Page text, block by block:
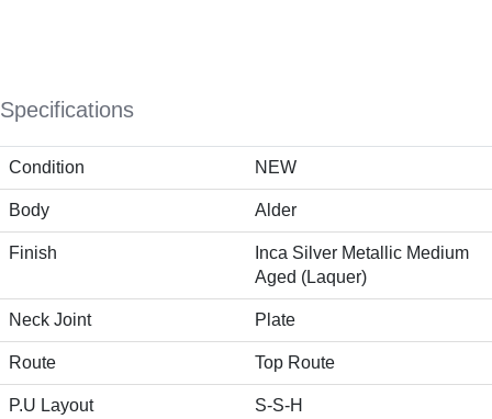
Specifications
Condition NEW
Body Alder
Finish
Inca Silver Metallic Medium
Aged (Laquer)
Neck Joint Plate
Route Top Route
P.U Layout S-S-H